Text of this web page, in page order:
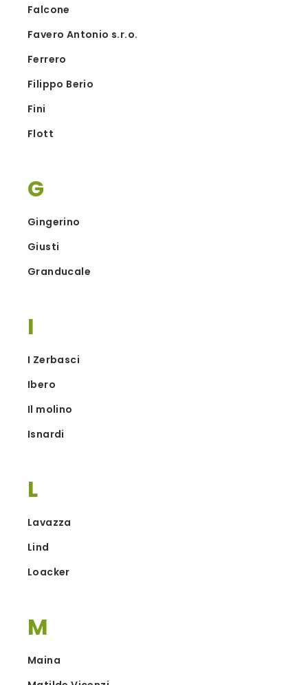
Falcone
Favero Antonio s.r.o.
Ferrero
Filippo Berio
Fini
Flott
G
Gingerino
Giusti
Granducale
I
I Zerbasci
Ibero
Il molino
Isnardi
L
Lavazza
Lind
Loacker
M
Maina